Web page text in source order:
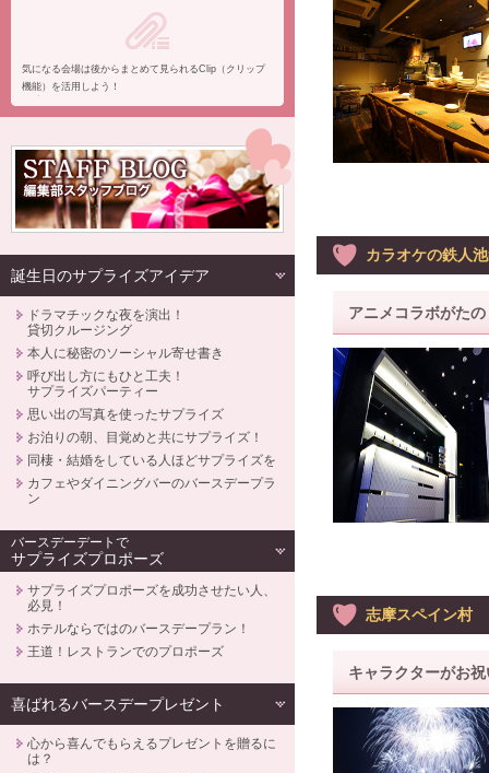
カラオケの鉄人
アニメコラボがた
志摩スペイン村
キャラクターがお
気になる会場は後からまとめて見られるClip（クリップ
機能）を活用しよう！
誕生日のサプライズアイデア
ドラマチックな夜を演出！
貸切クルージング
本人に秘密のソーシャル寄せ書き
呼び出し方にもひと工夫！
サプライズパーティー
思い出の写真を使ったサプライズ
お泊りの朝、目覚めと共にサプライズ！
同棲・結婚をしている人ほどサプライズを
カフェやダイニングバーのバースデープラ
ン
バースデーデートで
サプライズプロポーズ
サプライズプロポーズを成功させたい人、
必見！
ホテルならではのバースデープラン！
王道！レストランでのプロポーズ
喜ばれるバースデープレゼント
心から喜んでもらえるプレゼントを贈るに
は？